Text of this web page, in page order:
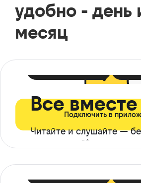
удобно - день
месяц
Все вместе
Читайте и слушайте —
ограничений*
Подключить в